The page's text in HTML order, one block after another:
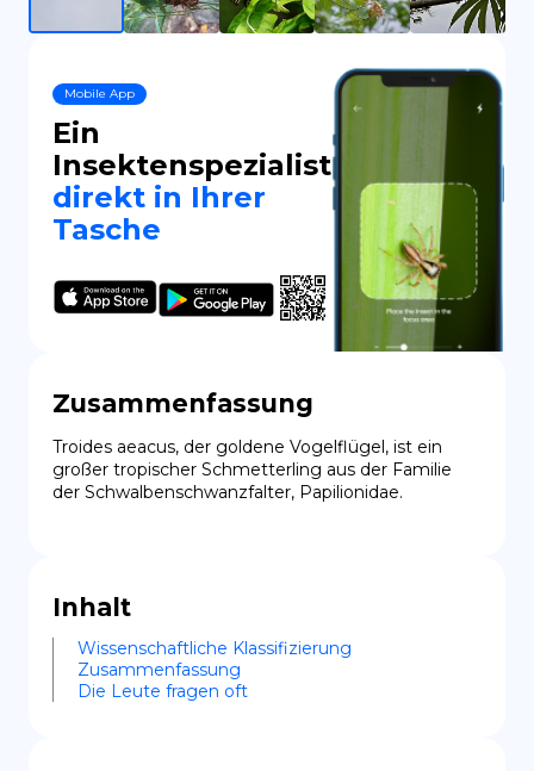
Mobile App
Ein
Insektenspezialist
direkt in Ihrer
Tasche
Zusammenfassung
Troides aeacus, der goldene Vogelflügel, ist ein
großer tropischer Schmetterling aus der Familie
der Schwalbenschwanzfalter, Papilionidae.
Inhalt
Wissenschaftliche Klassifizierung
Zusammenfassung
Die Leute fragen oft